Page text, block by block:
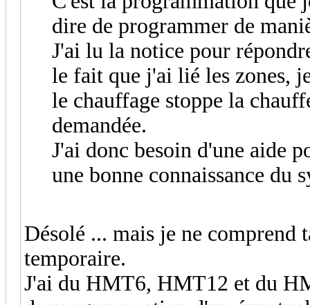
dire de programmer de
J'ai lu la notice pour
le fait que j'ai lié les zones,
le chauffage stoppe la
demandée.
J'ai donc besoin d'une aide
une bonne connaissance du
Désolé ... mais je ne
temporaire.
J'ai du HMT6, HMT12 et du